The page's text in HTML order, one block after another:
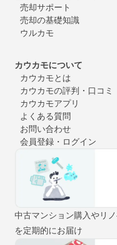
売却サポート
売却の基礎知識
ウルカモ
カウカモについて
カウカモとは
カウカモの評判・口コミ
カウカモアプリ
よくある質問
お問い合わせ
会員登録・ログイン
中古マンション購入やリ
を定期的にお届け